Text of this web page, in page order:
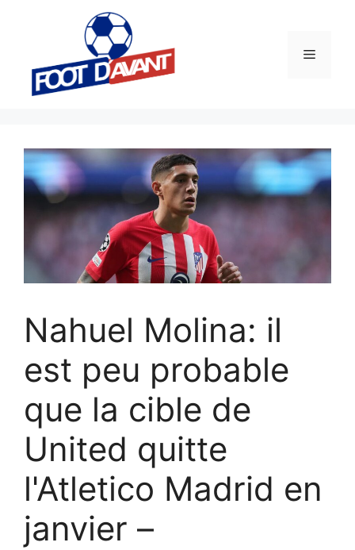
Menu
Nahuel Molina: il
est peu probable
que la cible de
United quitte
l'Atletico Madrid en
janvier –